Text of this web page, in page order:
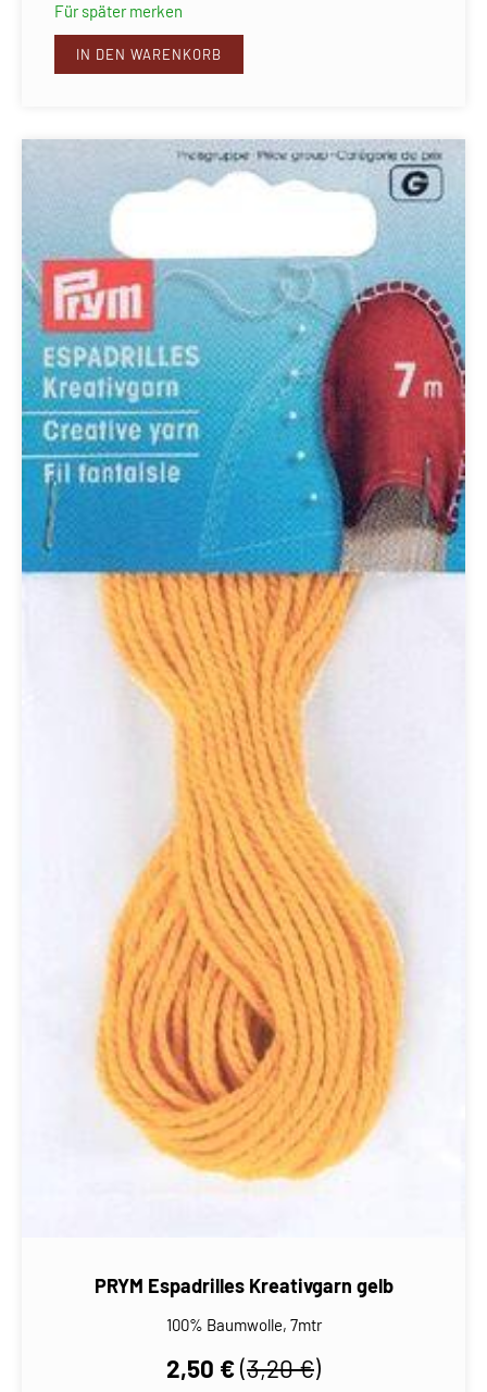
Für später merken
IN DEN WARENKORB
PRYM Espadrilles Kreativgarn gelb
100% Baumwolle, 7mtr
2,50 €(3,20 €)